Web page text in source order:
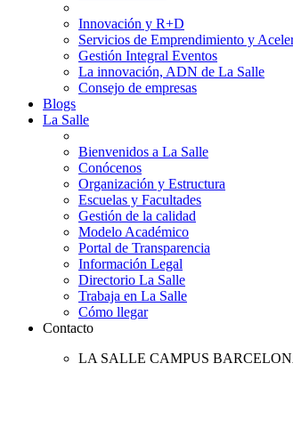
Innovación y R+D
Servicios de Emprendimiento y
Gestión Integral Eventos
La innovación, ADN de La Salle
Consejo de empresas
Blogs
La Salle
Bienvenidos a La Salle
Conócenos
Organización y Estructura
Escuelas y Facultades
Gestión de la calidad
Modelo Académico
Portal de Transparencia
Información Legal
Directorio La Salle
Trabaja en La Salle
Cómo llegar
Contacto
LA SALLE CAMPUS